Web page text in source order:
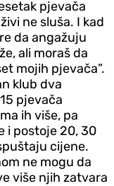
pjevača
ne sluša. I kad
da angažuju
ali moraš da
mojih pjevača”.
klub dva
pjevača
ih više, pa
i postoje 20, 30
cijene.
ne mogu da
više njih zatvara